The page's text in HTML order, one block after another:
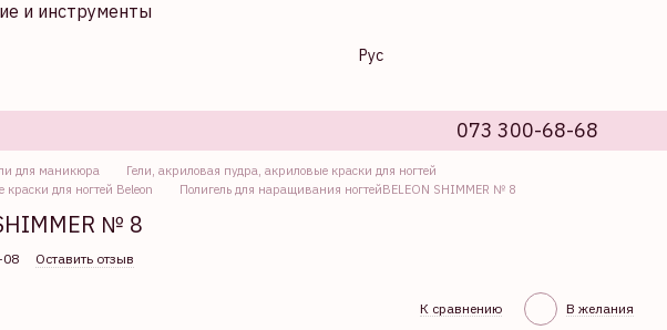
и инструменты
Рус
073 300-68-68
для маникюра
Гели, акриловая пудра, акриловые краски для ногтей
для ногтей Beleon
Полигель для наращивания ногтейBELEON SHIMMER № 8
№ 8
08 Оставить отзыв
К сравнению В желания